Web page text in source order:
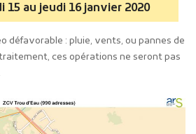
15 au jeudi 16 janvier 2020
défavorable : pluie, vents, ou pannes de
ces opérations ne seront pas